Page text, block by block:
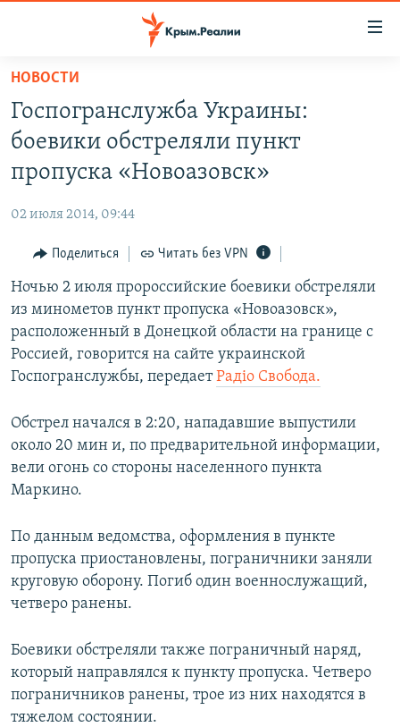
Вернуться
основному
содержанию
главной
Вернутся
поиску
СПЕЦПРОЕКТЫ
11 ЛЕТ ОККУПАЦИИ КРЫМА. 11 ИСТОРИЙ СОПРОТИВЛЕНИЯ
ЕЩЕ
ИНТЕРАКТИВ
ИНФОГРАФИКА
ТЕЛЕПРОЕКТ КРЫМ.РЕАЛИИ
СОВЕТЫ ПРАВОЗАЩИТНИКОВ
ПРОПАВШИЕ БЕЗ ВЕСТИ
ПОБЕДИТЕЛЕЙ НЕ СУДЯТ?
КРЫМ.НЕПОКОРЕННЫЙ
РАДІО СВОБОДА
КАК ОБОЙТИ БЛОКИРОВКУ
Українською
Qırımtatar
ПРИСОЕДИНЯЙТЕСЬ!
Все сайты RFE/RL
НОВОСТИ
Госпогранслужба Украины:
боевики обстреляли пункт
пропуска «Новоазовск»
02 июля 2014, 09:44
Поделиться Читать без VPN
Ночью 2 июля пророссийские боевики обстреляли
из минометов пункт пропуска «Новоазовск»,
расположенный в Донецкой области на границе с
Россией, говорится на сайте украинской
Госпогранслужбы, передаетРадіо Свобода.
Обстрел начался в 2:20, нападавшие выпустили
около 20 мин и, по предварительной информации,
вели огонь со стороны населенного пункта
Маркино.
По данным ведомства, оформления в пункте
пропуска приостановлены, пограничники заняли
круговую оборону. Погиб один военнослужащий,
четверо ранены.
Боевики обстреляли также пограничный наряд,
который направлялся к пункту пропуска. Четверо
пограничников ранены, трое из них находятся в
тяжелом состоянии.